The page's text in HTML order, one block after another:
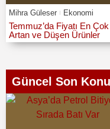
Mihra Güleser Ekonomi
Temmuz’da Fiyatı En Çok
Artan ve Düşen Ürünler
Güncel Son